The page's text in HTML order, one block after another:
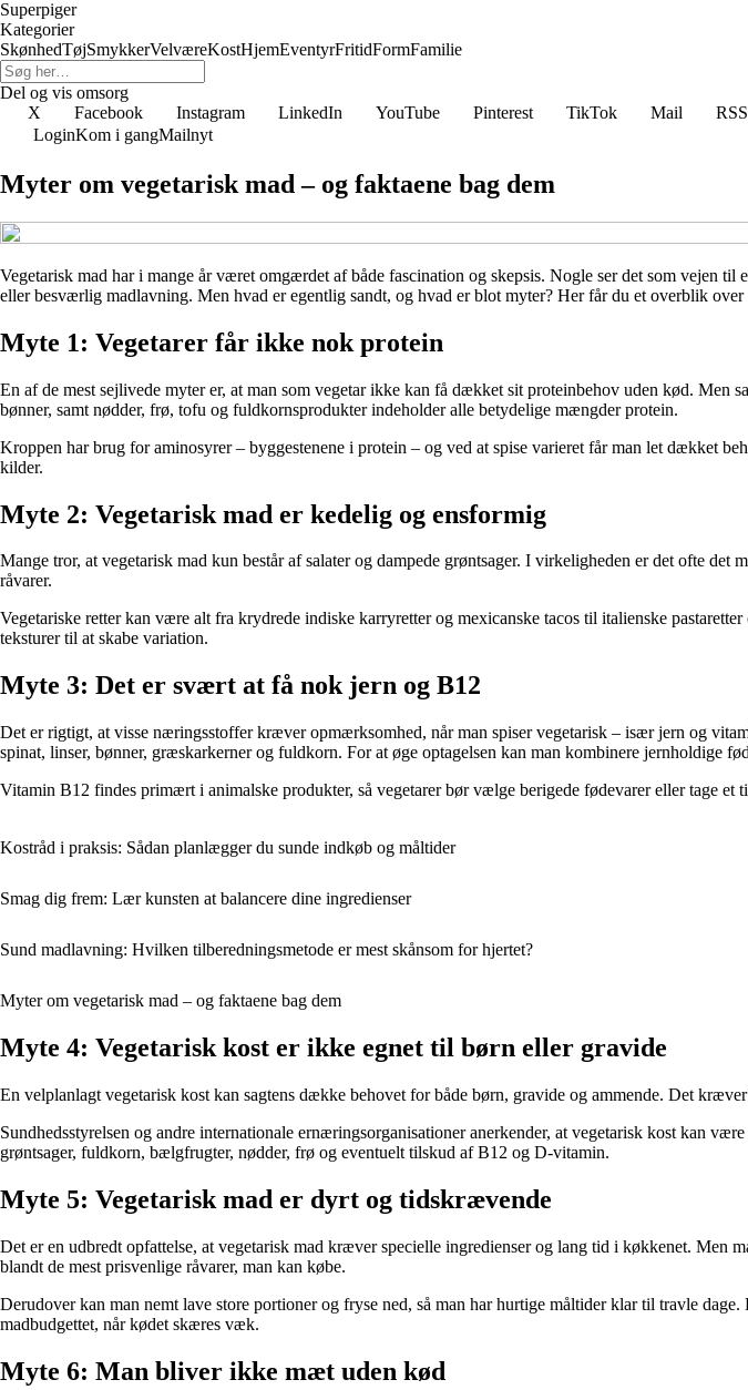
Superpiger
Kategorier
SkønhedTøjSmykkerVelværeKostHjemEventyrFritidFormFamilie
Del og vis omsorg
X
Facebook Instagram LinkedIn YouTube Pinterest TikTok Mail
RSS
LoginKom i gangMailnyt
Myter om vegetarisk mad – og faktaene bag dem
Vegetarisk mad har i mange år været omgærdet af både fascination og skepsis. Nogle ser det som vejen
eller besværlig madlavning. Men hvad er egentlig sandt, og hvad er blot myter? Her får du et overblik
Myte 1: Vegetarer får ikke nok protein
En af de mest sejlivede myter er, at man som vegetar ikke kan få dækket sit proteinbehov uden kød.
bønner, samt nødder, frø, tofu og fuldkornsprodukter indeholder alle betydelige mængder protein.
Kroppen har brug for aminosyrer – byggestenene i protein – og ved at spise varieret får man let dækket
kilder.
Myte 2: Vegetarisk mad er kedelig og ensformig
Mange tror, at vegetarisk mad kun består af salater og dampede grøntsager. I virkeligheden er det ofte
råvarer.
Vegetariske retter kan være alt fra krydrede indiske karryretter og mexicanske tacos til italienske
teksturer til at skabe variation.
Myte 3: Det er svært at få nok jern og B12
Det er rigtigt, at visse næringsstoffer kræver opmærksomhed, når man spiser vegetarisk – især jern og
spinat, linser, bønner, græskarkerner og fuldkorn. For at øge optagelsen kan man kombinere jernholdige
Vitamin B12 findes primært i animalske produkter, så vegetarer bør vælge berigede fødevarer eller tage et
Kostråd i praksis: Sådan planlægger du sunde indkøb og måltider
Smag dig frem: Lær kunsten at balancere dine ingredienser
Sund madlavning: Hvilken tilberedningsmetode er mest skånsom for hjertet?
Myter om vegetarisk mad – og faktaene bag dem
Myte 4: Vegetarisk kost er ikke egnet til børn eller gravide
En velplanlagt vegetarisk kost kan sagtens dække behovet for både børn, gravide og ammende. Det
Sundhedsstyrelsen og andre internationale ernæringsorganisationer anerkender, at vegetarisk kost kan
grøntsager, fuldkorn, bælgfrugter, nødder, frø og eventuelt tilskud af B12 og D-vitamin.
Myte 5: Vegetarisk mad er dyrt og tidskrævende
Det er en udbredt opfattelse, at vegetarisk mad kræver specielle ingredienser og lang tid i køkkenet. Men
blandt de mest prisvenlige råvarer, man kan købe.
Derudover kan man nemt lave store portioner og fryse ned, så man har hurtige måltider klar til travle
madbudgettet, når kødet skæres væk.
Myte 6: Man bliver ikke mæt uden kød